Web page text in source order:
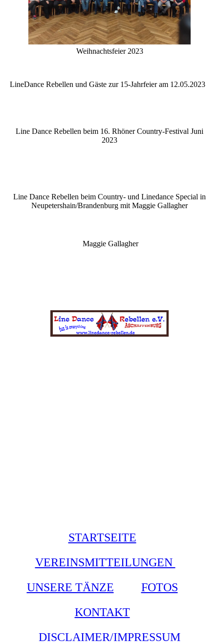
Weihnachtsfeier 2023
LineDance Rebellen und Gäste zur 15-Jahrfeier am 12.05.2023
Line Dance Rebellen beim 16. Rhöner Country-Festival Juni
2023
Line Dance Rebellen beim Country- und Linedance Special in
Neupetershain/Brandenburg mit Maggie Gallagher
Maggie Gallagher
STARTSEITE
VEREINSMITTEILUNGEN
UNSERE TÄNZE
FOTOS
KONTAKT
DISCLAIMER/IMPRESSUM